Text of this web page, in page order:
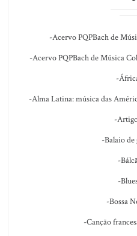
-Acervo PQPBach de
-Acervo PQPBach de Música
-
-Alma Latina: música das
-
-Balaio de
-
-
-Bossa
-Canção